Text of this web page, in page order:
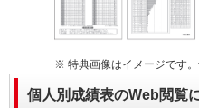
※ 特典画像はイメージです。
個人別成績表のWeb閲覧